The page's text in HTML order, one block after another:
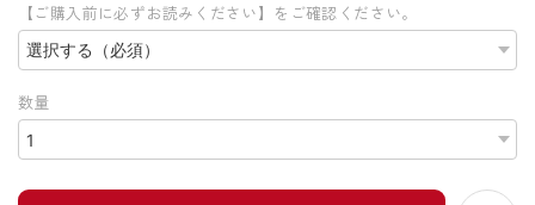
【ご購入前に必ずお読みください】をご確認ください。
数量